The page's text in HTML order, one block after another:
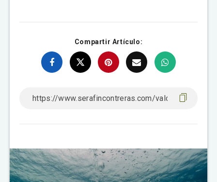
Compartir Artículo: